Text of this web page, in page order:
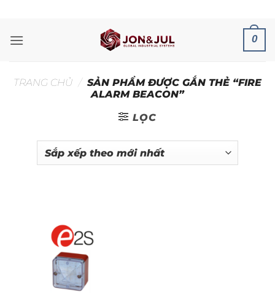
nội
0
TRANG CHỦ / SẢN PHẨM ĐƯỢC GẮN THẺ “FIRE
ALARM BEACON”
LỌC